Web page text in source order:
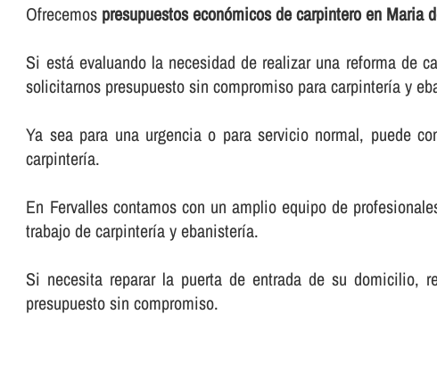
Ofrecemos presupuestos económicos de carpintero en Maria
Si está evaluando la necesidad de realizar una reforma de
solicitarnos presupuesto sin compromiso para carpinterí­a y
Ya sea para una urgencia o para servicio normal, puede
carpinterí­a.
En Fervalles contamos con un amplio equipo de
trabajo de carpinterí­a y ebanisterí­a.
Si necesita reparar la puerta de entrada de su domicilio,
presupuesto sin compromiso.